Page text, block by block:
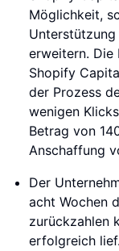
Möglichkeit,
erweitern. Die
Shopify
der Prozess
wenigen
Betrag von
Anschaffung
Der
acht Wochen
zurückzahlen
erfolgreich